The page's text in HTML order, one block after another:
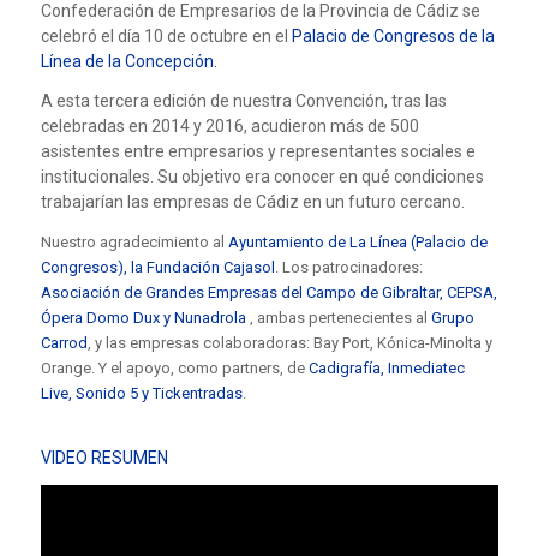
Confederación de Empresarios de la Provincia de Cádiz se
celebró el día 10 de octubre en el Palacio de Congresos de la
Línea de la Concepción.
A esta tercera edición de nuestra Convención, tras las
celebradas en 2014 y 2016, acudieron más de 500
asistentes entre empresarios y representantes sociales e
institucionales. Su objetivo era conocer en qué condiciones
trabajarían las empresas de Cádiz en un futuro cercano.
Nuestro agradecimiento al Ayuntamiento de La Línea (Palacio de
Congresos), la Fundación Cajasol . Los patrocinadores:
Asociación de Grandes Empresas del Campo de Gibraltar, CEPSA,
Ópera Domo Dux y Nunadrola , ambas pertenecientes al Grupo
Carrod, y las empresas colaboradoras: Bay Port, Kónica-Minolta y
Orange. Y el apoyo, como partners, de Cadigrafía, Inmediatec
Live, Sonido 5 y Tickentradas.
VIDEO RESUMEN